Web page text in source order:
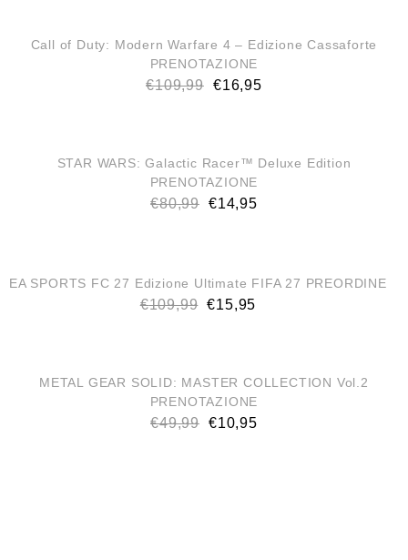
Call of Duty: Modern Warfare 4 – Edizione Cassaforte
PRENOTAZIONE
€109,99 €16,95
STAR WARS: Galactic Racer™ Deluxe Edition
PRENOTAZIONE
€80,99 €14,95
EA SPORTS FC 27 Edizione Ultimate FIFA 27 PREORDINE
€109,99 €15,95
METAL GEAR SOLID: MASTER COLLECTION Vol.2
PRENOTAZIONE
€49,99 €10,95